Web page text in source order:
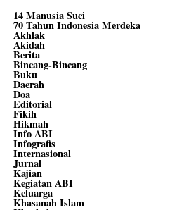
14 Manusia Suci
70 Tahun Indonesia Merdeka
Akhlak
Akidah
Berita
Bincang-Bincang
Buku
Daerah
Doa
Editorial
Fikih
Hikmah
Info ABI
Infografis
Internasional
Jurnal
Kajian
Kegiatan ABI
Keluarga
Khasanah Islam